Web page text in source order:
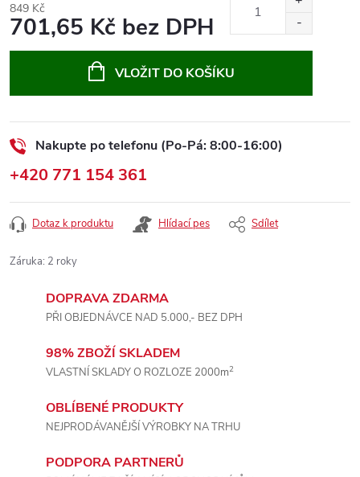
849 Kč
701,65 Kč bez DPH
VLOŽIT DO KOŠÍKU
Nakupte po telefonu (Po-Pá: 8:00-16:00)
+420 771 154 361
Dotaz k produktu Hlídací pes Sdílet
Záruka: 2 roky
DOPRAVA ZDARMA
PŘI OBJEDNÁVCE NAD 5.000,- BEZ DPH
98% ZBOŽÍ SKLADEM
VLASTNÍ SKLADY O ROZLOZE 2000m2
OBLÍBENÉ PRODUKTY
NEJPRODÁVANĚJŠÍ VÝROBKY NA TRHU
PODPORA PARTNERŮ